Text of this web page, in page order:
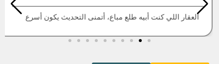
العقار اللي كنت أبيه طلع مباع، أتمنى التحديث يكون أسرع